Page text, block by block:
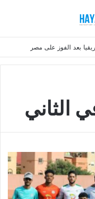
بعد الفوز على مصر
الثاني